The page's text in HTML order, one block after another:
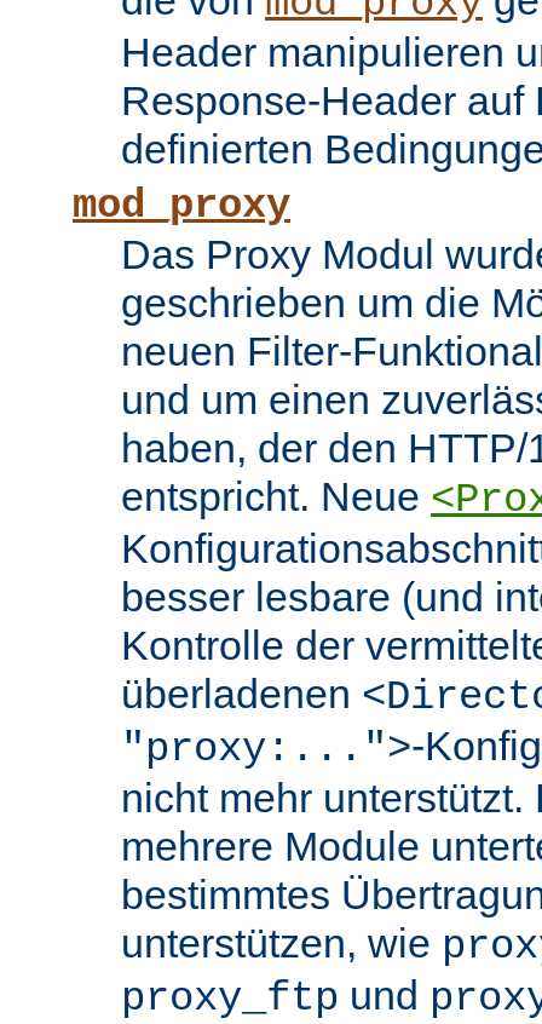
Header manipulieren
Response-Header auf
definierten
mod_proxy
Das Proxy Modul
geschrieben um die
neuen Filter-
und um einen
haben, der den
entspricht. Neue
besser lesbare (und
Kontrolle der
überladenen
"proxy:...">-
nicht mehr
mehrere Module
bestimmtes
unterstützen, wie
proxy_ftp und